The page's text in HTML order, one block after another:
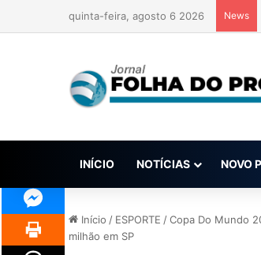
quinta-feira, agosto 6 2026 News
INÍCIO NOTÍCIAS NOVO
Início / ESPORTE /Copa Do Mundo
milhão em SP